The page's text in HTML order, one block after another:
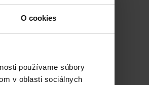
O cookies
používame súbory
v oblasti sociálnych